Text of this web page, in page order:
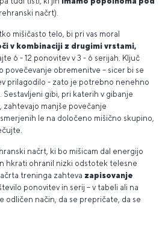
načrt).
mišičasto telo, bi pri vas moral
v kombinaciji z drugimi vrstami,
6 - 12 ponovitev v 3 - 6 serijah. Ključ
povečevanje obremenitve – sicer bi se
prilagodilo - zato je potrebno nenehno
Sestavljeni gibi, pri katerih v gibanje
zahtevajo manjše povečanje
le na določeno mišično skupino,
načrt, ki bo mišicam dal energijo
hkrati ohranil nizki odstotek telesne
treninga zahteva zapisovanje
ponovitev in serij – v tabeli ali na
odličen način, da se prepričate, da se